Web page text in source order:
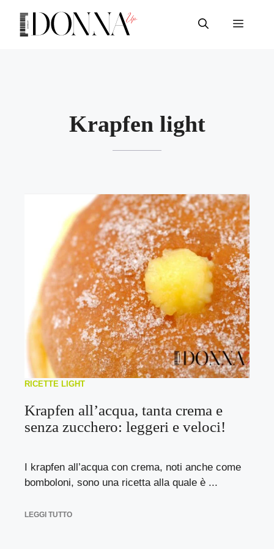
contenuto
Menu
Krapfen light
RICETTE LIGHT
Krapfen all’acqua, tanta crema e
senza zucchero: leggeri e veloci!
I krapfen all’acqua con crema, noti anche come
bomboloni, sono una ricetta alla quale è ...
LEGGI TUTTO